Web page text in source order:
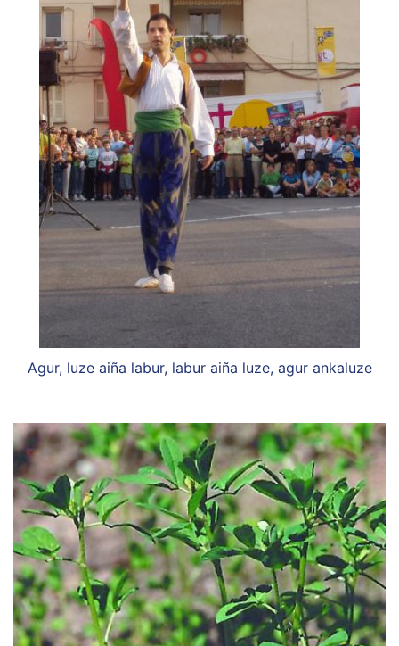
Agur, luze aiña labur, labur aiña luze, agur ankaluze